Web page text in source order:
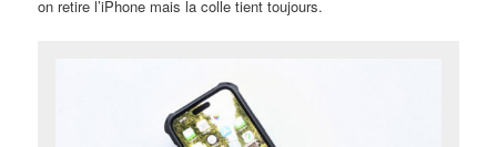
on retire l’iPhone mais la colle tient toujours.